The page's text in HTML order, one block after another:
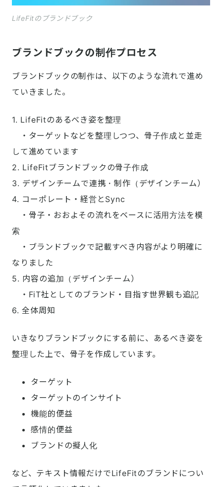
LifeFitのブランドブック
ブランドブックの制作プロセス
ブランドブックの制作は、以下のような流れで進め
ていきました。
1. LifeFitのあるべき姿を整理
・ターゲットなどを整理しつつ、骨子作成と並走
して進めています
2. LifeFitブランドブックの骨子作成
3. デザインチームで連携・制作（デザインチーム）
4. コーポレート・経営とSync
・骨子・おおよその流れをベースに活用方法を模
索
・ブランドブックで記載すべき内容がより明確に
なりました
5. 内容の追加（デザインチーム）
・FiT社としてのブランド・目指す世界観も追記
6. 全体周知
いきなりブランドブックにする前に、あるべき姿を
整理した上で、骨子を作成しています。
ターゲット
ターゲットのインサイト
機能的便益
感情的便益
ブランドの擬人化
など、テキスト情報だけでLifeFitのブランドについ